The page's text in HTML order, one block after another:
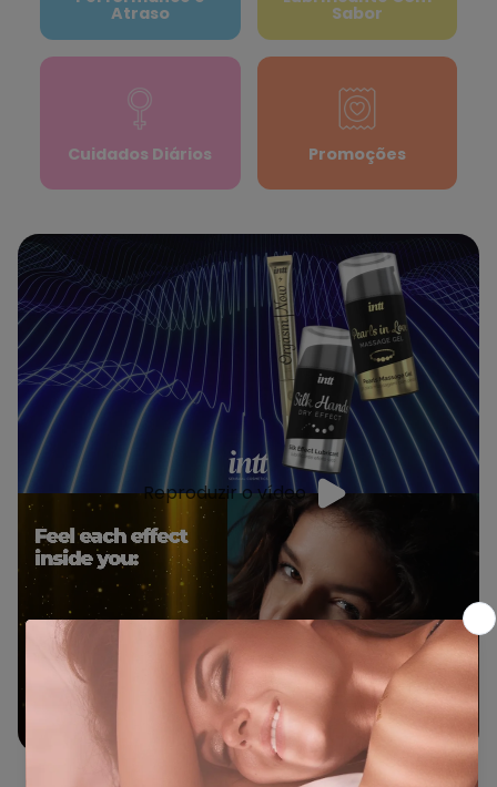
Atraso Sabor
Cuidados Diários Promoções
Reproduzir o vídeo
Promoções